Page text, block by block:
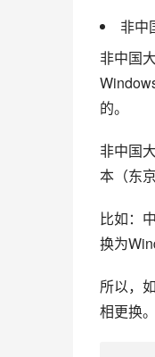
非中
非中国
的。
非中国
本（东
比如：
换为
所以，
相更换。